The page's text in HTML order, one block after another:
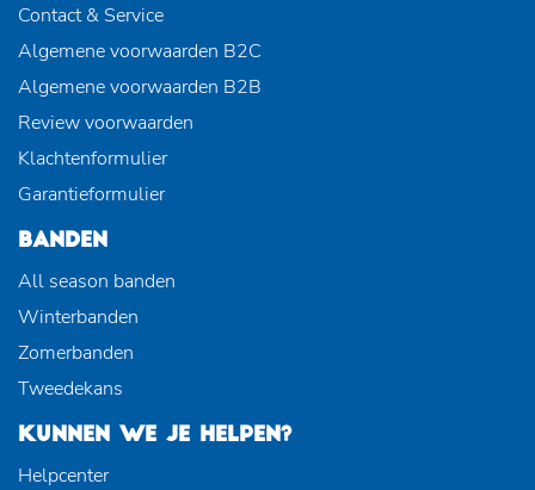
Contact & Service
Algemene voorwaarden B2C
Algemene voorwaarden B2B
Review voorwaarden
Klachtenformulier
Garantieformulier
BANDEN
All season banden
Winterbanden
Zomerbanden
Tweedekans
KUNNEN WE JE HELPEN?
Helpcenter